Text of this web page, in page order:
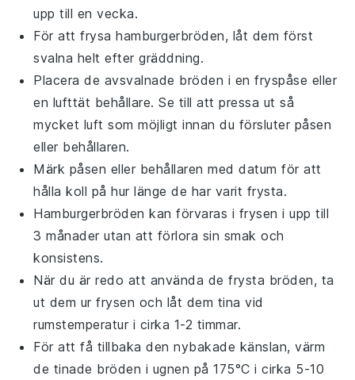
upp till en vecka.
För att frysahamburgerbröden, låt dem först
svalna helt efter gräddning.
Placera de avsvalnade bröden i en fryspåse eller
en lufttät behållare. Se till att pressa ut så
mycket luft som möjligt innan du försluter påsen
eller behållaren.
Märk påsen eller behållaren med datum för att
hålla koll på hur länge de har varit frysta.
Hamburgerbröden kan förvaras i frysen i upp till
3 månader utan att förlora sin smak och
konsistens.
När du är redo att använda de frysta bröden, ta
ut dem ur frysen och låt dem tina vid
rumstemperatur i cirka 1-2 timmar.
För att få tillbaka den nybakade känslan, värm
de tinade bröden i ugnen på 175°C i cirka 5-10